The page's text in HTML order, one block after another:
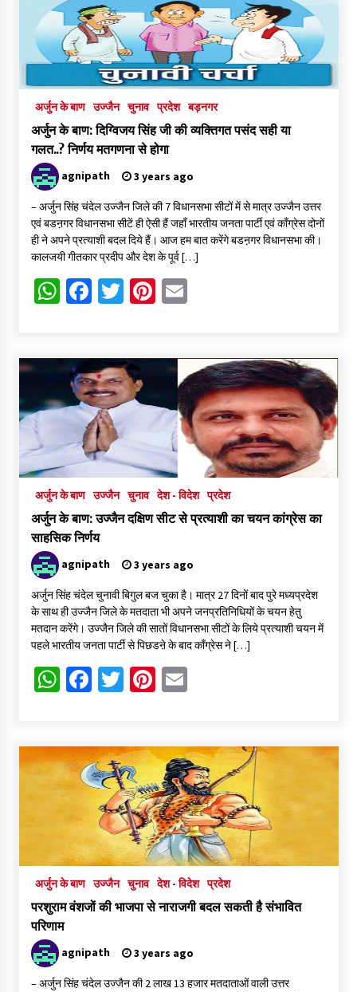
अर्जुन के बाण उज्जैन चुनाव प्रदेश बड़नगर
अर्जुन के बाण: दिग्विजय सिंह जी की व्यक्तिगत पसंद सही या
गलत..? निर्णय मतगणना से होगा
agnipath 3 years ago
– अर्जुन सिंह चंदेल उज्जैन जिले की 7 विधानसभा सीटों में से मात्र उज्जैन उत्तर
एवं बडऩगर विधानसभा सीटें ही ऐसी हैं जहाँ भारतीय जनता पार्टी एवं काँग्रेस दोनों
ही ने अपने प्रत्याशी बदल दिये हैं। आज हम बात करेंगे बडऩगर विधानसभा की।
कालजयी गीतकार प्रदीप और देश के पूर्व […]
WhatsApp
Facebook
TwitterPinterest
Email
अर्जुन के बाण उज्जैन चुनाव देश - विदेश प्रदेश
अर्जुन के बाण: उज्जैन दक्षिण सीट से प्रत्याशी का चयन कांग्रेस का
साहसिक निर्णय
agnipath 3 years ago
अर्जुन सिंह चंदेल चुनावी बिगुल बज चुका है। मात्र 27 दिनों बाद पुरे मध्यप्रदेश
के साथ ही उज्जैन जिले के मतदाता भी अपने जनप्रतिनिधियों के चयन हेतु
मतदान करेंगे। उज्जैन जिले की सातों विधानसभा सीटों के लिये प्रत्याशी चयन में
पहले भारतीय जनता पार्टी से पिछडऩे के बाद काँग्रेस ने […]
WhatsApp
Facebook
TwitterPinterest
Email
अर्जुन के बाण उज्जैन चुनाव देश - विदेश प्रदेश
परशुराम वंशजों की भाजपा से नाराजगी बदल सकती है संभावित
परिणाम
agnipath 3 years ago
– अर्जुन सिंह चंदेल उज्जैन की 2 लाख 13 हजार मतदाताओं वाली उत्तर